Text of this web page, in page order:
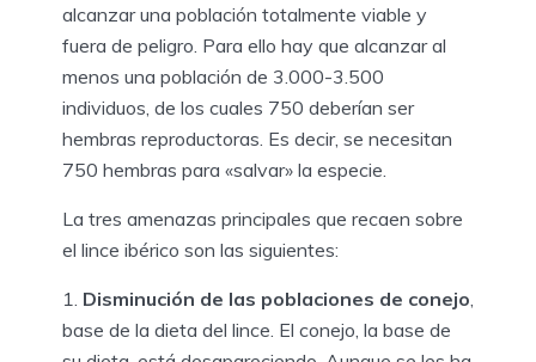
alcanzar una población totalmente viable y
fuera de peligro. Para ello hay que alcanzar al
menos una población de 3.000-3.500
individuos, de los cuales 750 deberían ser
hembras reproductoras. Es decir, se necesitan
750 hembras para «salvar» la especie.
La tres amenazas principales que recaen sobre
el lince ibérico son las siguientes:
Disminución de las poblaciones de conejo,
base de la dieta del lince. El conejo, la base de